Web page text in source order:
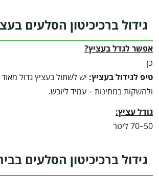
גידול ברכיכיטון הסלעים
אפשר לגדל בעציץ?
כן
טיפ לגידול בעציץ: יש לשתול בעציץ גדול
ולהשקות במתינות – עמיד ליובש.
גודל עציץ:
50–70 ליטר
גידול ברכיכיטון הסלעים